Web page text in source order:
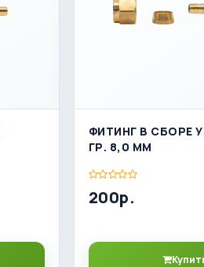
ФИТИНГ В СБОРЕ
ГР. 8,0 ММ
200р.